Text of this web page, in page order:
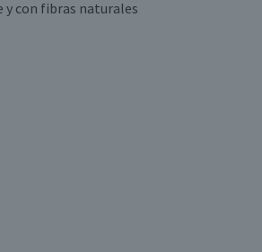
y con fibras naturales